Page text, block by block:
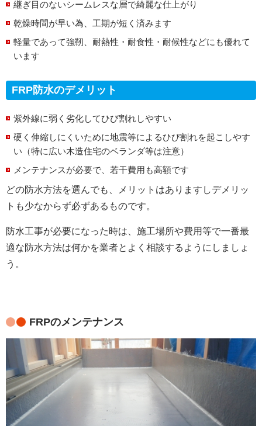
継ぎ目のないシームレスな層で綺麗な仕上がり
乾燥時間が早い為、工期が短く済みます
軽量であって強靭、耐熱性・耐食性・耐候性などにも優れて
います
FRP防水のデメリット
紫外線に弱く劣化してひび割れしやすい
硬く伸縮しにくいために地震等によるひび割れを起こしやす
い（特に広い木造住宅のベランダ等は注意）
メンテナンスが必要で、若干費用も高額です
どの防水方法を選んでも、メリットはありますしデメリッ
トも少なからず必ずあるものです。
防水工事が必要になった時は、施工場所や費用等で一番最
適な防水方法は何かを業者とよく相談するようにしましょ
う。
FRPのメンテナンス